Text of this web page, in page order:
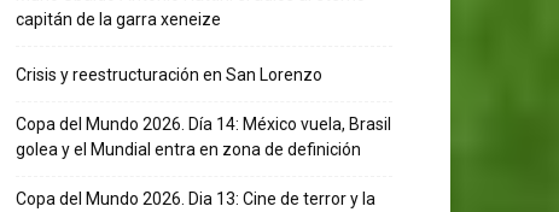
capitán de la garra xeneize
Crisis y reestructuración en San Lorenzo
Copa del Mundo 2026. Día 14: México vuela, Brasil
golea y el Mundial entra en zona de definición
Copa del Mundo 2026. Dia 13: Cine de terror y la